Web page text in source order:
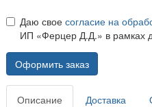
Даю свое согласие на
ИП «Ферцер Д.Д.» в рамках
Оформить заказ
Описание Доставка